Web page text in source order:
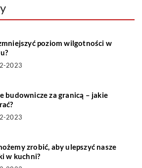
poziom wilgotności w
2023
budownicze za granicą – jakie
2023
zrobić, aby ulepszyć nasze
w kuchni?